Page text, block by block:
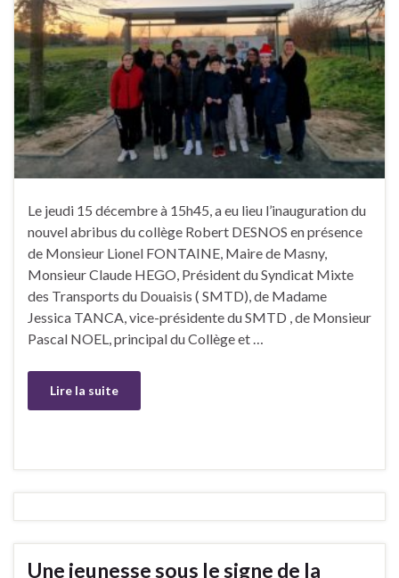
Le jeudi 15 décembre à 15h45, a eu lieu l’inauguration du
nouvel abribus du collège Robert DESNOS en présence
de Monsieur Lionel FONTAINE, Maire de Masny,
Monsieur Claude HEGO, Président du Syndicat Mixte
des Transports du Douaisis ( SMTD), de Madame
Jessica TANCA, vice-présidente du SMTD , de Monsieur
Pascal NOEL, principal du Collège et …
Lire la suite
Une jeunesse sous le signe de la